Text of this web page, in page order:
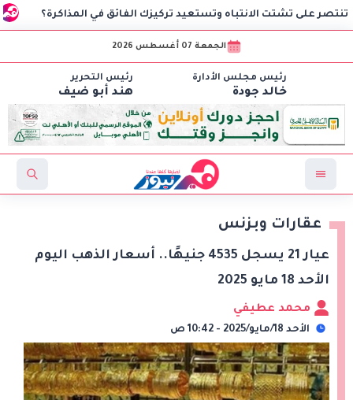
ضبط الانتباه وتستعيد تركيزك الفائق في المذاكرة؟
الجمعة 07 أغسطس 2026
رئيس مجلس الأدارة
خالد جودة
رئيس التحرير
هند أبو ضيف
عقارات وبزنس
عيار 21 يسجل 4535 جنيهًا.. أسعار الذهب اليوم
الأحد 18 مايو 2025
محمد عطيفي
الأحد 18/مايو/2025 - 10:42 ص